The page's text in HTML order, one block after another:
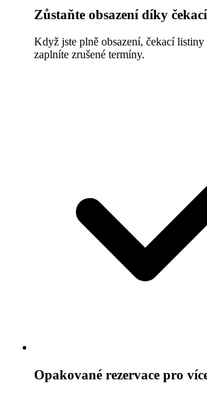
Zůstaňte obsazení díky
Když jste plně obsazení, čekací
zaplníte zrušené termíny.
Opakované rezervace pro